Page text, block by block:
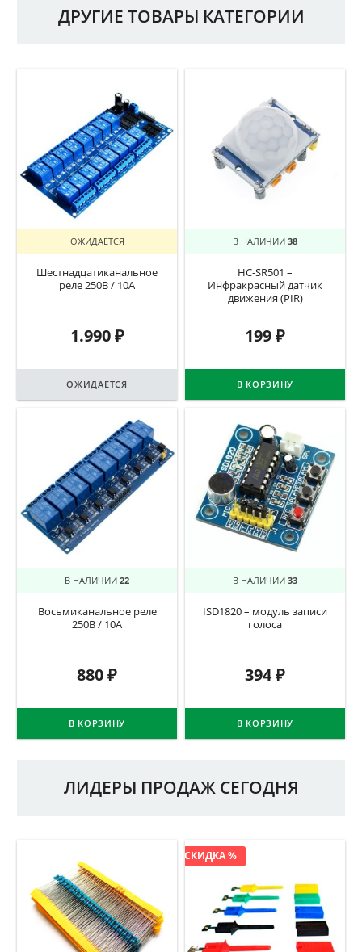
ДРУГИЕ ТОВАРЫ КАТЕГОРИИ
ОЖИДАЕТСЯ
Шестнадцатиканальное
реле 250В / 10А
1.990₽
ОЖИДАЕТСЯ
В НАЛИЧИИ 38
HC-SR501 –
Инфракрасный датчик
движения (PIR)
199₽
В КОРЗИНУ
В НАЛИЧИИ 22
Восьмиканальное реле
250В / 10А
880₽
В КОРЗИНУ
В НАЛИЧИИ 33
ISD1820 – модуль записи
голоса
394₽
В КОРЗИНУ
ЛИДЕРЫ ПРОДАЖ СЕГОДНЯ
СКИДКА %